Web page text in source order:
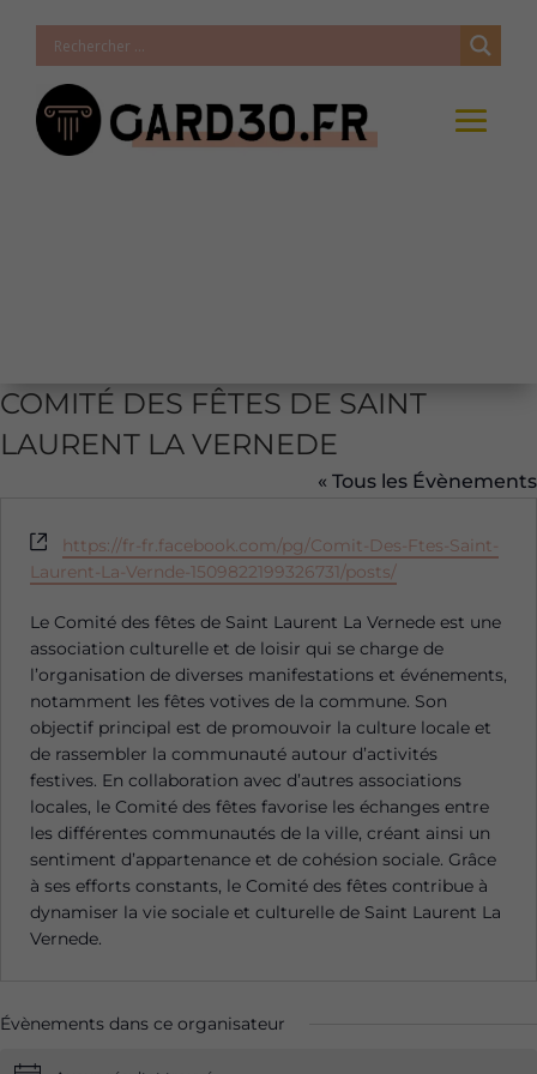
COMITÉ DES FÊTES DE SAINT
LAURENT LA VERNEDE
« Tous les Évènements
Site
web
https://fr-fr.facebook.com/pg/Comit-Des-Ftes-Saint-
Laurent-La-Vernde-1509822199326731/posts/
Le Comité des fêtes de Saint Laurent La Vernede est une
association culturelle et de loisir qui se charge de
l’organisation de diverses manifestations et événements,
notamment les fêtes votives de la commune. Son
objectif principal est de promouvoir la culture locale et
de rassembler la communauté autour d’activités
festives. En collaboration avec d’autres associations
locales, le Comité des fêtes favorise les échanges entre
les différentes communautés de la ville, créant ainsi un
sentiment d’appartenance et de cohésion sociale. Grâce
à ses efforts constants, le Comité des fêtes contribue à
dynamiser la vie sociale et culturelle de Saint Laurent La
Vernede.
Évènements dans ce organisateur